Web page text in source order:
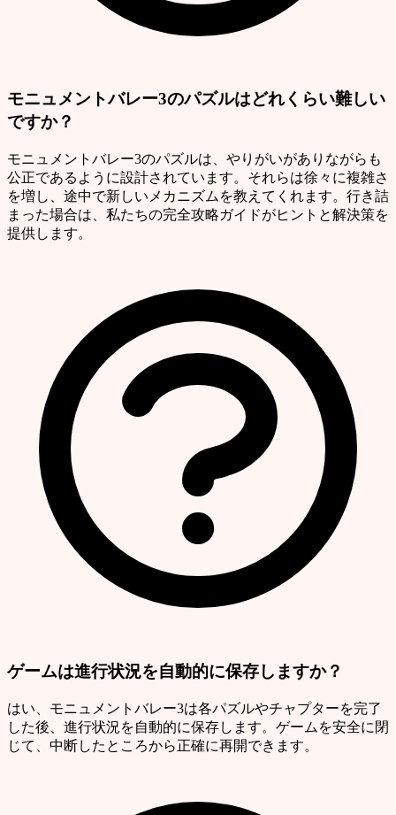
モニュメントバレー3のパズルはどれくらい難しい
ですか？
モニュメントバレー3のパズルは、やりがいがありながらも
公正であるように設計されています。それらは徐々に複雑さ
を増し、途中で新しいメカニズムを教えてくれます。行き詰
まった場合は、私たちの完全攻略ガイドがヒントと解決策を
提供します。
ゲームは進行状況を自動的に保存しますか？
はい、モニュメントバレー3は各パズルやチャプターを完了
した後、進行状況を自動的に保存します。ゲームを安全に閉
じて、中断したところから正確に再開できます。